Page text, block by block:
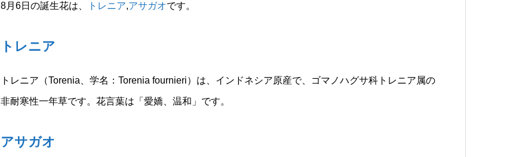
8月6日の誕生花は、 トレニア,アサガオです。
トレニア
トレニア（Torenia、学名：Torenia fournieri）は、インドネシア原産で、ゴマノハグサ科トレニア属の
非耐寒性一年草です。花言葉は「愛嬌、温和」です。
アサガオ